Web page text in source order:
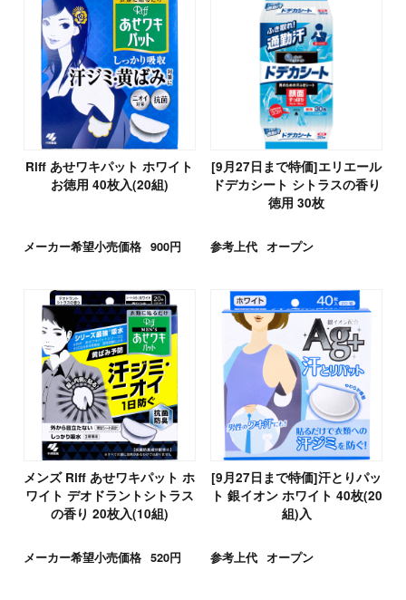
Riff あせワキパット ホワイト
お徳用 40枚入(20組)
メーカー希望小売価格 900円
[9月27日まで特価]エリエール
ドデカシート シトラスの香り
徳用 30枚
参考上代 オープン
メンズ Riff あせワキパット ホ
ワイト デオドラントシトラス
の香り 20枚入(10組)
メーカー希望小売価格 520円
[9月27日まで特価]汗とりパッ
ト 銀イオン ホワイト 40枚(20
組)入
参考上代 オープン